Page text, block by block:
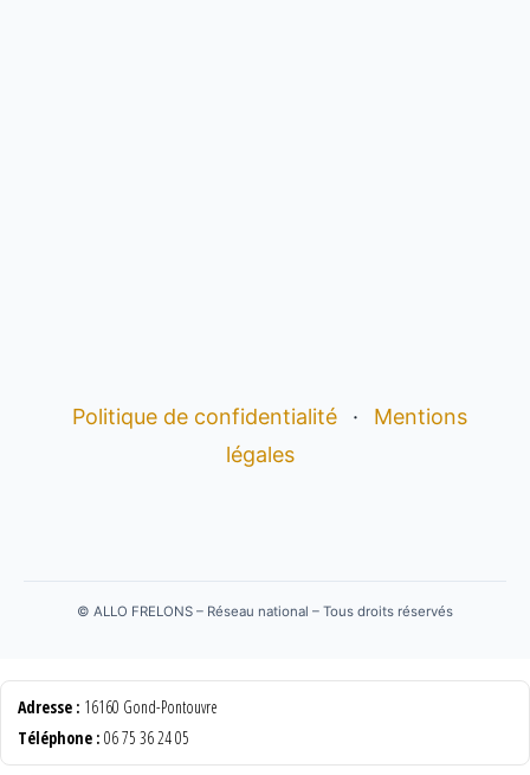
Politique de confidentialité ·
Mentions
légales
© ALLO FRELONS – Réseau national – Tous droits réservés
Adresse : 16160 Gond-Pontouvre
Téléphone : 06 75 36 24 05